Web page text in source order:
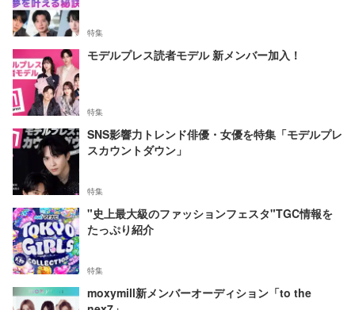
特集
モデルプレス読者モデル 新メンバー加入！
特集
SNS影響力トレンド俳優・女優を特集「モデルプレ
スカウントダウン」
特集
"史上最大級のファッションフェスタ"TGC情報を
たっぷり紹介
特集
moxymill新メンバーオーディション「to the